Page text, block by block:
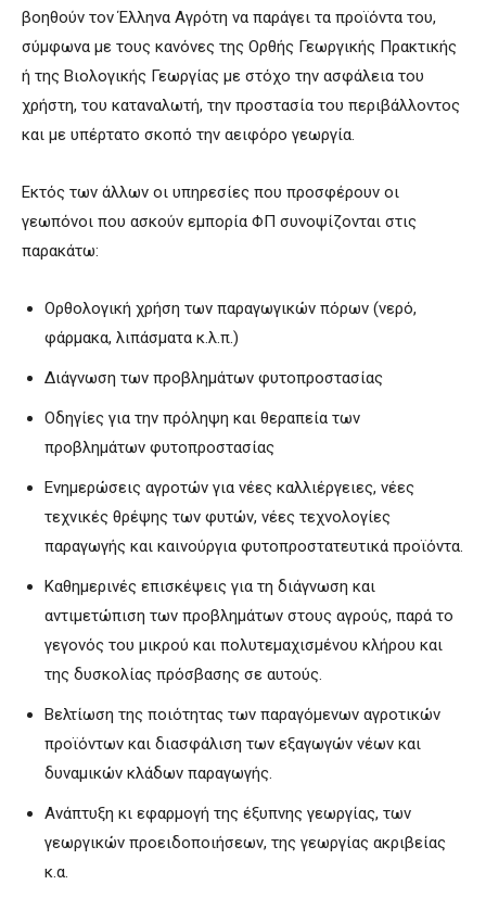
βοηθούν τον Έλληνα Αγρότη να παράγει τα προϊόντα του,
σύμφωνα με τους κανόνες της Ορθής Γεωργικής Πρακτικής
ή της Βιολογικής Γεωργίας με στόχο την ασφάλεια του
χρήστη, του καταναλωτή, την προστασία του περιβάλλοντος
και με υπέρτατο σκοπό την αειφόρο γεωργία.
Εκτός των άλλων οι υπηρεσίες που προσφέρουν οι
γεωπόνοι που ασκούν εμπορία ΦΠ συνοψίζονται στις
παρακάτω:
Ορθολογική χρήση των παραγωγικών πόρων (νερό,
φάρμακα, λιπάσματα κ.λ.π.)
Διάγνωση των προβλημάτων φυτοπροστασίας
Οδηγίες για την πρόληψη και θεραπεία των
προβλημάτων φυτοπροστασίας
Ενημερώσεις αγροτών για νέες καλλιέργειες, νέες
τεχνικές θρέψης των φυτών, νέες τεχνολογίες
παραγωγής και καινούργια φυτοπροστατευτικά προϊόντα.
Καθημερινές επισκέψεις για τη διάγνωση και
αντιμετώπιση των προβλημάτων στους αγρούς, παρά το
γεγονός του μικρού και πολυτεμαχισμένου κλήρου και
της δυσκολίας πρόσβασης σε αυτούς.
Βελτίωση της ποιότητας των παραγόμενων αγροτικών
προϊόντων και διασφάλιση των εξαγωγών νέων και
δυναμικών κλάδων παραγωγής.
Ανάπτυξη κι εφαρμογή της έξυπνης γεωργίας, των
γεωργικών προειδοποιήσεων, της γεωργίας ακριβείας
κ.α.